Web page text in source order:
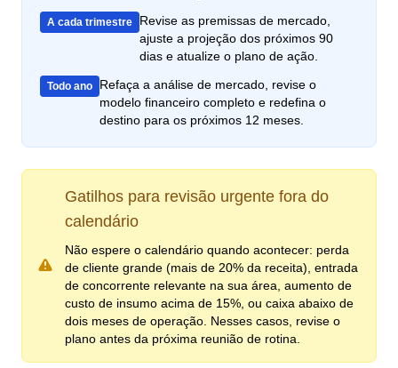
A cada trimestre
Revise as premissas de mercado,
ajuste a projeção dos próximos 90
dias e atualize o plano de ação.
Todo ano
Refaça a análise de mercado, revise o
modelo financeiro completo e redefina o
destino para os próximos 12 meses.
Gatilhos para revisão urgente fora do
calendário
Não espere o calendário quando acontecer: perda
de cliente grande (mais de 20% da receita), entrada
de concorrente relevante na sua área, aumento de
custo de insumo acima de 15%, ou caixa abaixo de
dois meses de operação. Nesses casos, revise o
plano antes da próxima reunião de rotina.